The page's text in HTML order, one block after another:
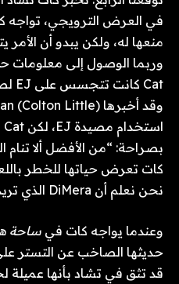
في العرض الترويجي، تواجه
وربما الوصول إلى معلومات
كات تعرض حياتها للخطر
نحن نعلم أن DiMera الذي تريده Cat حقًا هو تشاد.
وعندما يواجه كات في ساحة
حديثها الصاخب عن التستر على
قد تثق في تشاد بأنها عميلة